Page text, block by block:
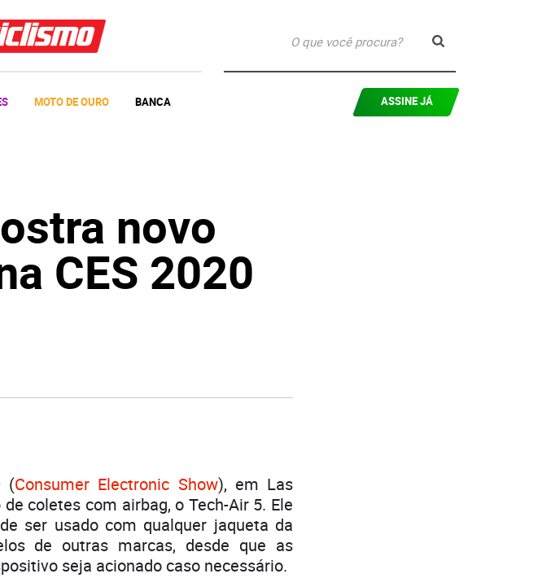
MOTO DE OURO BANCA ASSINE JÁ
novo
CES 2020
(Consumer Electronic Show), em Las
coletes com airbag, o Tech-Air 5. Ele
ser usado com qualquer jaqueta da
de outras marcas, desde que as
seja acionado caso necessário.